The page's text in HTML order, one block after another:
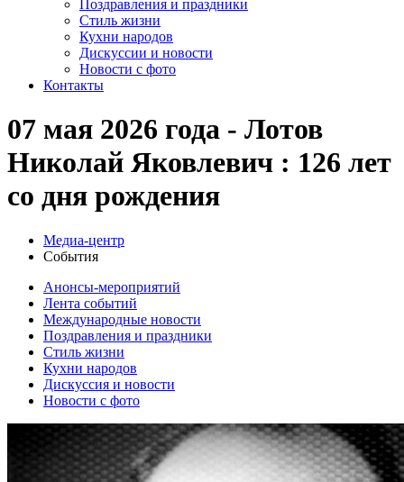
Поздравления и праздники
Cтиль жизни
Кухни народов
Дискуссии и новости
Новости с фото
Контакты
07 мая 2026 года - Лотов
Николай Яковлевич : 126 лет
со дня рождения
Медиа-центр
События
Анонсы-мероприятий
Лента событий
Международные новости
Поздравления и праздники
Cтиль жизни
Кухни народов
Дискуссия и новости
Новости с фото